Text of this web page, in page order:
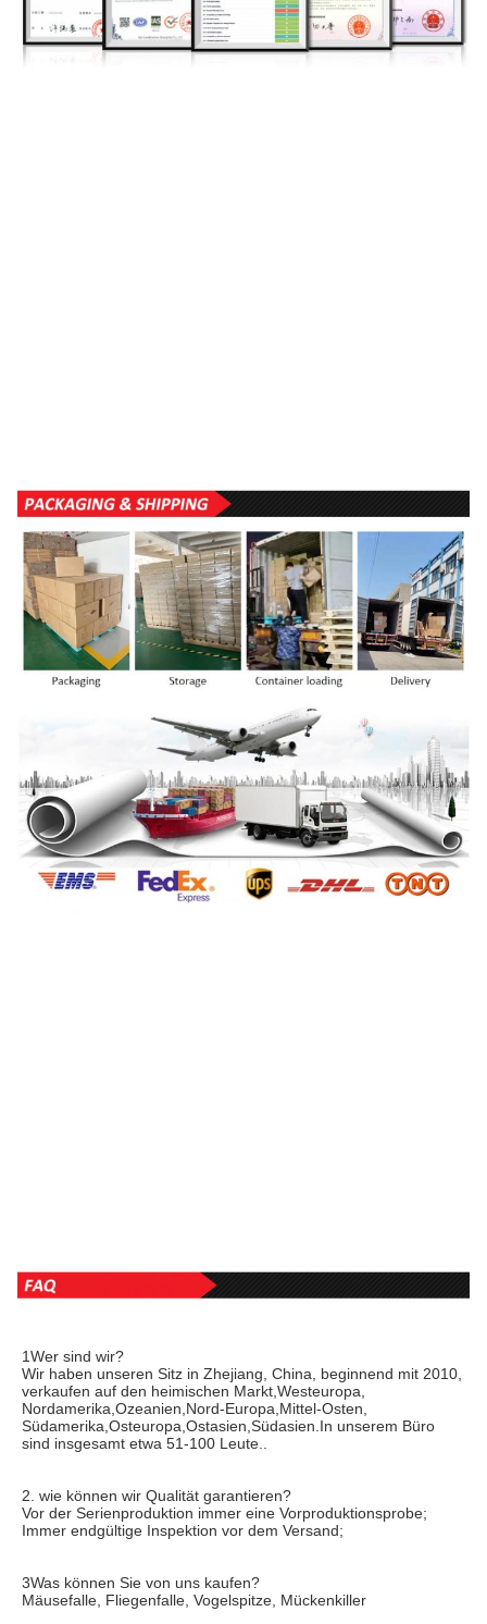
1Wer sind wir?
Wir haben unseren Sitz in Zhejiang, China, beginnend mit 2010,
verkaufen auf den heimischen Markt,Westeuropa,
Nordamerika,Ozeanien,Nord-Europa,Mittel-Osten,
Südamerika,Osteuropa,Ostasien,Südasien.In unserem Büro
sind insgesamt etwa 51-100 Leute..
2. wie können wir Qualität garantieren?
Vor der Serienproduktion immer eine Vorproduktionsprobe;
Immer endgültige Inspektion vor dem Versand;
3Was können Sie von uns kaufen?
Mäusefalle, Fliegenfalle, Vogelspitze, Mückenkiller